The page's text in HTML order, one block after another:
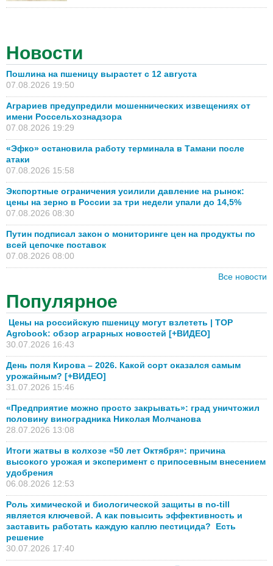
Новости
Пошлина на пшеницу вырастет с 12 августа
07.08.2026 19:50
Аграриев предупредили мошеннических извещениях от
имени Россельхознадзора
07.08.2026 19:29
«Эфко» остановила работу терминала в Тамани после
атаки
07.08.2026 15:58
Экспортные ограничения усилили давление на рынок:
цены на зерно в России за три недели упали до 14,5%
07.08.2026 08:30
Путин подписал закон о мониторинге цен на продукты по
всей цепочке поставок
07.08.2026 08:00
Все новости
Популярное
Цены на российскую пшеницу могут взлететь | TOP
Agrobook: обзор аграрных новостей [+ВИДЕО]
30.07.2026 16:43
День поля Кирова – 2026. Какой сорт оказался самым
урожайным? [+ВИДЕО]
31.07.2026 15:46
«Предприятие можно просто закрывать»: град уничтожил
половину виноградника Николая Молчанова
28.07.2026 13:08
Итоги жатвы в колхозе «50 лет Октября»: причина
высокого урожая и эксперимент с припосевным внесением
удобрения
06.08.2026 12:53
Роль химической и биологической защиты в no-till
является ключевой. А как повысить эффективность и
заставить работать каждую каплю пестицида? Есть
решение
30.07.2026 17:40